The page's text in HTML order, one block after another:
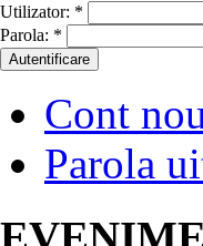
Utilizator: *
Parola: *
Cont
Parola